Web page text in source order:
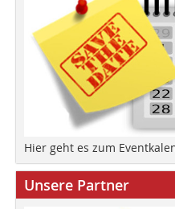
Hier geht es zum
Unsere Partner